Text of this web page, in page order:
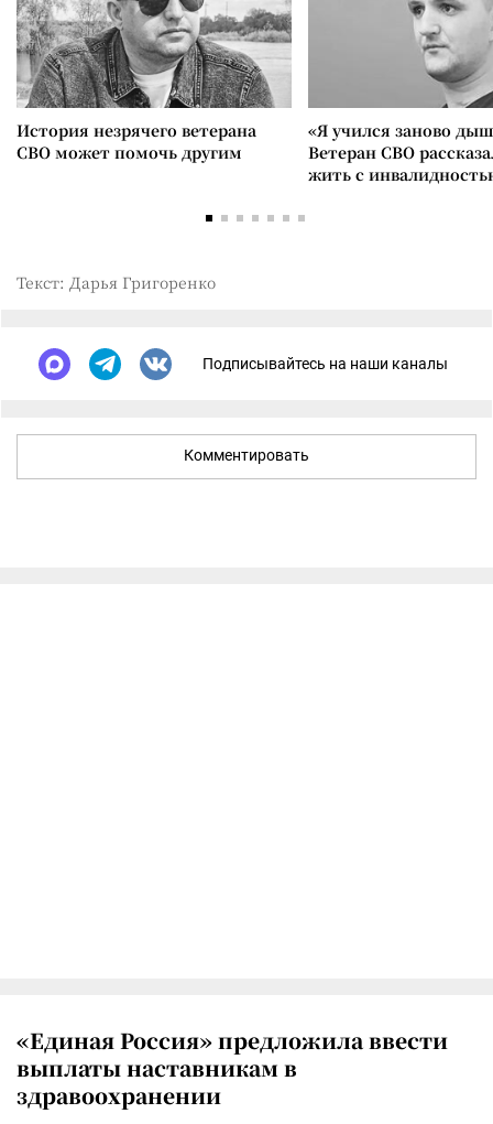
История незрячего ветерана
СВО может помочь другим
«Я учился заново
Ветеран СВО
жить с
Текст: Дарья Григоренко
Подписывайтесь на наши каналы
Комментировать
«Единая Россия» предложила ввести
выплаты наставникам в
здравоохранении